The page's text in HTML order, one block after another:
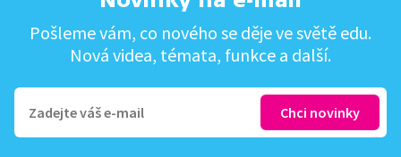
Pošleme vám, co nového se děje ve světě edu.
Nová videa, témata, funkce a další.